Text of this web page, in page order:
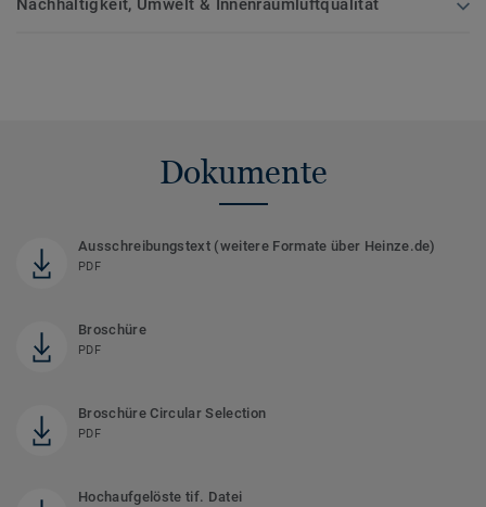
Nachhaltigkeit, Umwelt & Innenraumluftqualität
Dokumente
Ausschreibungstext (weitere Formate über Heinze.de)
PDF
Broschüre
PDF
Broschüre Circular Selection
PDF
Hochaufgelöste tif. Datei